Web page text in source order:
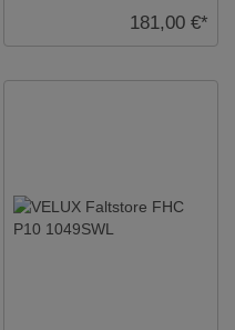
181,00 €*